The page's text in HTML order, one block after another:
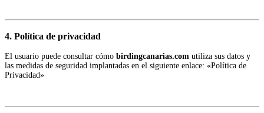
4. Política de privacidad
El usuario puede consultar cómo birdingcanarias.com utiliza sus datos y
las medidas de seguridad implantadas en el siguiente enlace: «Política de
Privacidad»